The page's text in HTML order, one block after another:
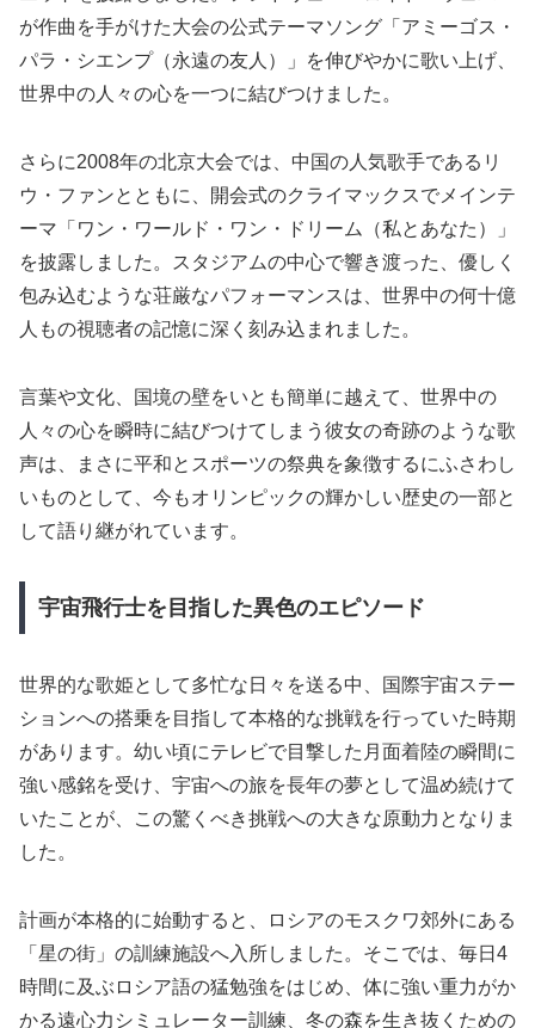
が作曲を手がけた大会の公式テーマソング「アミーゴス・
パラ・シエンプ（永遠の友人）」を伸びやかに歌い上げ、
世界中の人々の心を一つに結びつけました。
さらに2008年の北京大会では、中国の人気歌手であるリ
ウ・ファンとともに、開会式のクライマックスでメインテ
ーマ「ワン・ワールド・ワン・ドリーム（私とあなた）」
を披露しました。スタジアムの中心で響き渡った、優しく
包み込むような荘厳なパフォーマンスは、世界中の何十億
人もの視聴者の記憶に深く刻み込まれました。
言葉や文化、国境の壁をいとも簡単に越えて、世界中の
人々の心を瞬時に結びつけてしまう彼女の奇跡のような歌
声は、まさに平和とスポーツの祭典を象徴するにふさわし
いものとして、今もオリンピックの輝かしい歴史の一部と
して語り継がれています。
宇宙飛行士を目指した異色のエピソード
世界的な歌姫として多忙な日々を送る中、国際宇宙ステー
ションへの搭乗を目指して本格的な挑戦を行っていた時期
があります。幼い頃にテレビで目撃した月面着陸の瞬間に
強い感銘を受け、宇宙への旅を長年の夢として温め続けて
いたことが、この驚くべき挑戦への大きな原動力となりま
した。
計画が本格的に始動すると、ロシアのモスクワ郊外にある
「星の街」の訓練施設へ入所しました。そこでは、毎日4
時間に及ぶロシア語の猛勉強をはじめ、体に強い重力がか
かる遠心力シミュレーター訓練、冬の森を生き抜くための